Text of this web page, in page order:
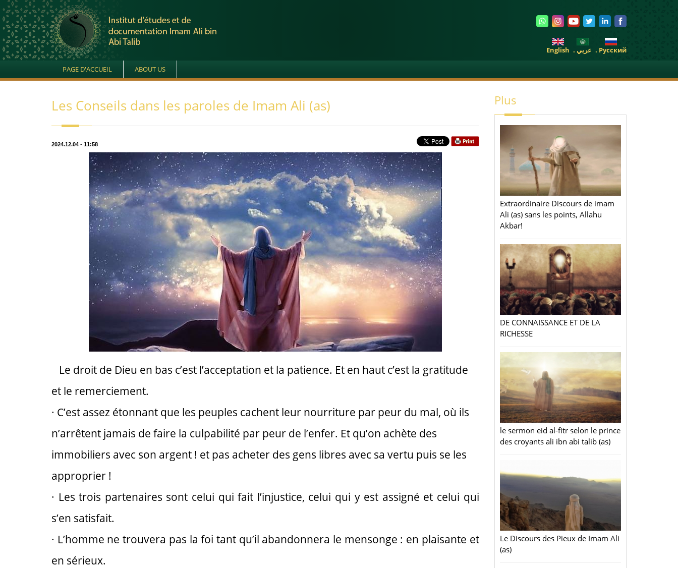
. Pусский . عربي English
PAGE D'ACCUEIL ABOUT US
Les Conseils dans les paroles de Imam Ali (as)
2024.12.04 - 11:58
Le droit de Dieu en bas c’est l’acceptation et la patience. Et en haut c’est la gratitude
et le remerciement.
· C’est assez étonnant que les peuples cachent leur nourriture par peur du mal, où ils
n’arrêtent jamais de faire la culpabilité par peur de l’enfer. Et qu’on achète des
immobiliers avec son argent ! et pas acheter des gens libres avec sa vertu puis se les
approprier !
· Les trois partenaires sont celui qui fait l’injustice, celui qui y est assigné et celui qui
s’en satisfait.
· L’homme ne trouvera pas la foi tant qu’il abandonnera le mensonge : en plaisante et
en sérieux.
Plus
Extraordinaire Discours de imam
Ali (as) sans les points, Allahu
Akbar!
DE CONNAISSANCE ET DE LA
RICHESSE
le sermon eid al-fitr selon le prince
des croyants ali ibn abi talib (as)
Le Discours des Pieux de Imam Ali
(as)